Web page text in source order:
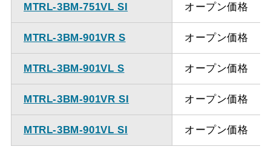
MTRL-3BM-751VL SI オープン価格
MTRL-3BM-901VR S オープン価格
MTRL-3BM-901VL S オープン価格
MTRL-3BM-901VR SI オープン価格
MTRL-3BM-901VL SI オープン価格